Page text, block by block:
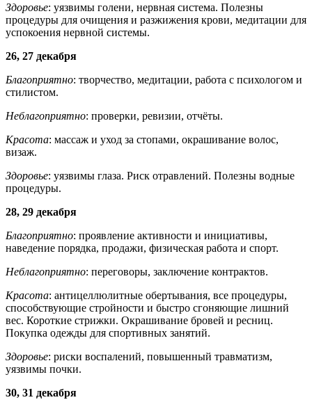
Здоровье: уязвимы голени, нервная система. Полезны
процедуры для очищения и разжижения крови, медитации для
успокоения нервной системы.
26, 27 декабря
Благоприятно: творчество, медитации, работа с психологом и
стилистом.
Неблагоприятно: проверки, ревизии, отчёты.
Красота: массаж и уход за стопами, окрашивание волос,
визаж.
Здоровье: уязвимы глаза. Риск отравлений. Полезны водные
процедуры.
28, 29 декабря
Благоприятно: проявление активности и инициативы,
наведение порядка, продажи, физическая работа и спорт.
Неблагоприятно: переговоры, заключение контрактов.
Красота: антицеллюлитные обертывания, все процедуры,
способствующие стройности и быстро сгоняющие лишний
вес. Короткие стрижки. Окрашивание бровей и ресниц.
Покупка одежды для спортивных занятий.
Здоровье: риски воспалений, повышенный травматизм,
уязвимы почки.
30, 31 декабря